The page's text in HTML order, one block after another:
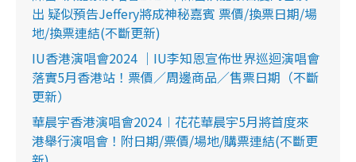
g
i
出 疑似預告Jeffery將成神秘嘉賓 票價/換票日期/場
地/換票連結(不斷更新)
IU香港演唱會2024 ｜IU李知恩宣佈世界巡迴演唱會
落實5月香港站！票價／周邊商品／售票日期（不斷
更新）
華晨宇香港演唱會2024︱花花華晨宇5月將首度來
港舉行演唱會！附日期/票價/場地/購票連結(不斷更